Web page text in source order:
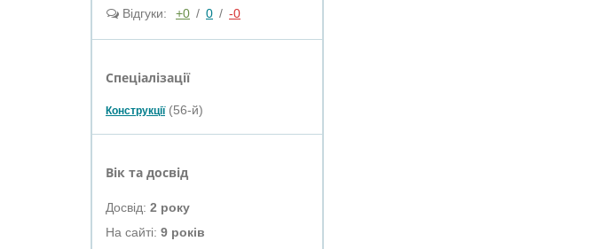
Відгуки:
+0 / 0 / -0
Спеціалізації
Конструкції(56-й)
Вік та досвід
Досвід: 2 року
На сайті: 9 років